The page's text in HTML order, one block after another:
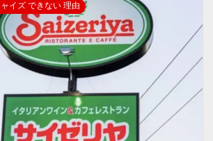
イズ できない 理由